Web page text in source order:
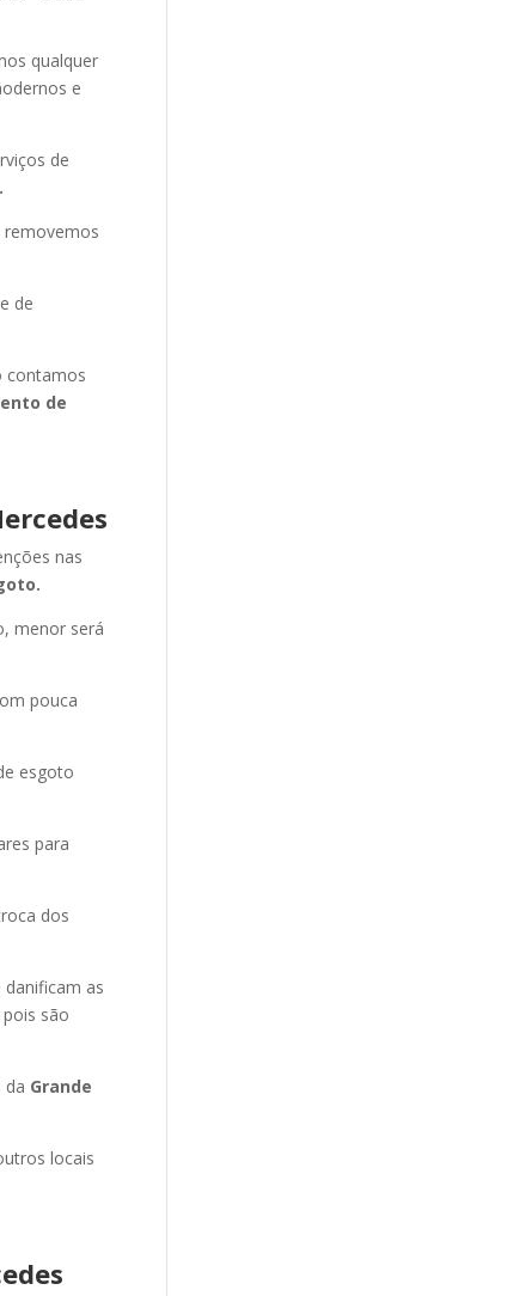
qualquer
e
de
removemos
de
contamos
de
nas
menor será
pouca
esgoto
para
dos
as
são
da Grande
locais